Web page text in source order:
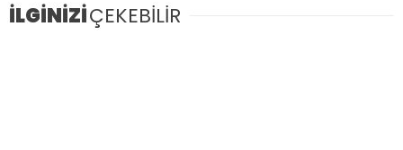
İLGİNİZİÇEKEBİLİR